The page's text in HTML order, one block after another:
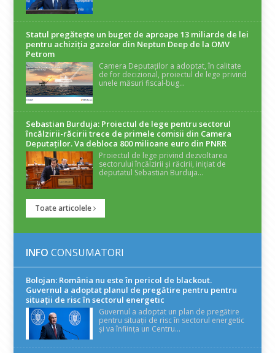
Statul pregătește un buget de aproape 13 miliarde de lei
pentru achiziția gazelor din Neptun Deep de la OMV
Petrom
Camera Deputaților a adoptat, în calitate
de for decizional, proiectul de lege privind
unele măsuri fiscal-bug...
Sebastian Burduja: Proiectul de lege pentru sectorul
încălzirii-răcirii trece de primele comisii din Camera
Deputaților. Va debloca 800 milioane euro din PNRR
Proiectul de lege privind dezvoltarea
sectorului încălzirii și răcirii, inițiat de
deputatul Sebastian Burduja...
Toate articolele
INFO CONSUMATORI
Bolojan: România nu este în pericol de blackout.
Guvernul a adoptat planul de pregătire pentru pentru
situații de risc în sectorul energetic
Guvernul a adoptat un plan de pregătire
pentru situații de risc în sectorul energetic
și va înființa un Centru...